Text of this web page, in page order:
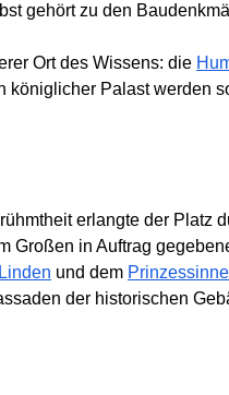
gehört zu den
Ort des Wissens: die
königlicher Palast werden
erlangte der Platz
Großen in Auftrag
und dem
der historischen